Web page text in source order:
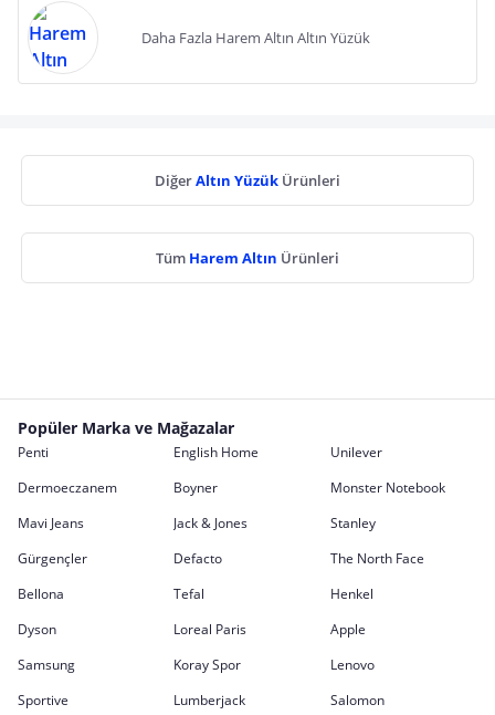
Daha Fazla Harem Altın Altın Yüzük
DiğerAltın Yüzük Ürünleri
Tüm Harem Altın Ürünleri
Popüler Marka ve Mağazalar
Penti English Home
Unilever
Dermoeczanem
Boyner
Monster Notebook
Mavi Jeans
Jack & Jones
Stanley
Gürgençler
Defacto
The North Face
Bellona
Tefal
Henkel
Dyson
Loreal Paris
Apple
Samsung
Koray Spor
Lenovo
Sportive
Lumberjack Salomon